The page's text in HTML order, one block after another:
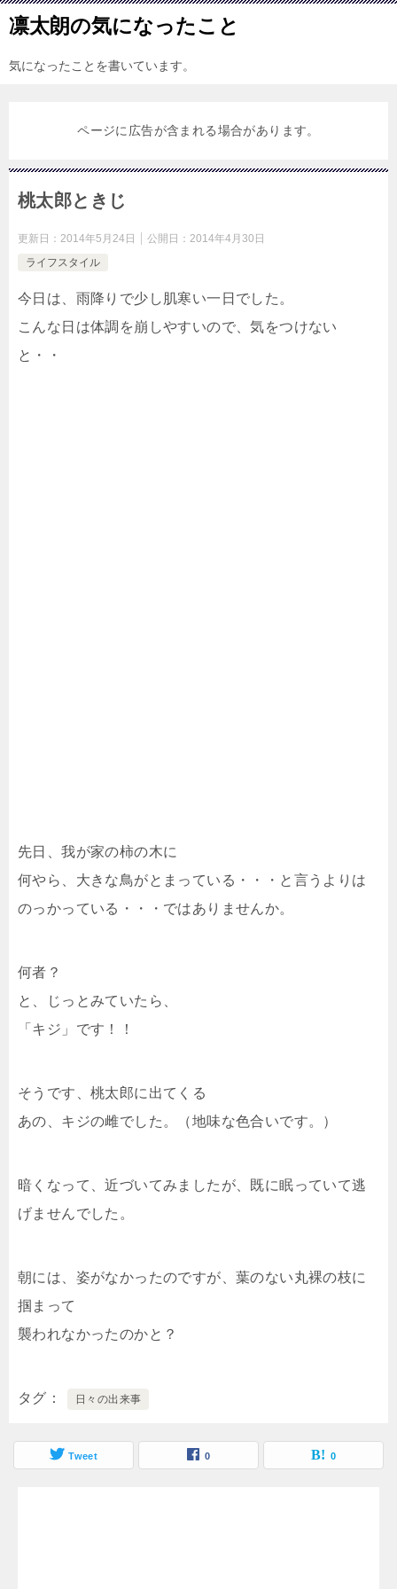
凛太朗の気になったこと
気になったことを書いています。
ページに広告が含まれる場合があります。
桃太郎ときじ
更新日： 2014年5月24日 公開日： 2014年4月30日
ライフスタイル
今日は、雨降りで少し肌寒い一日でした。
こんな日は体調を崩しやすいので、気をつけない
と・・
先日、我が家の柿の木に
何やら、大きな鳥がとまっている・・・と言うよりは
のっかっている・・・ではありませんか。
何者？
と、じっとみていたら、
「キジ」です！！
そうです、桃太郎に出てくる
あの、キジの雌でした。（地味な色合いです。）
暗くなって、近づいてみましたが、既に眠っていて逃
げませんでした。
朝には、姿がなかったのですが、葉のない丸裸の枝に
掴まって
襲われなかったのかと？
タグ 日々の出来事
Tweet 0 0